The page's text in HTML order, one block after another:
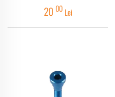
20 00 Lei